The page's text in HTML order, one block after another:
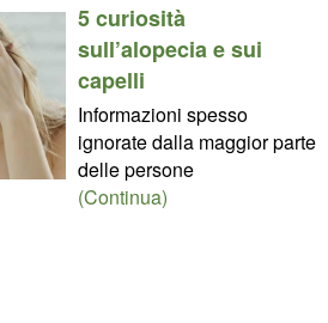
5 curiosità
sull’alopecia e sui
capelli
Informazioni spesso
ignorate dalla maggior parte
delle persone
(Continua)